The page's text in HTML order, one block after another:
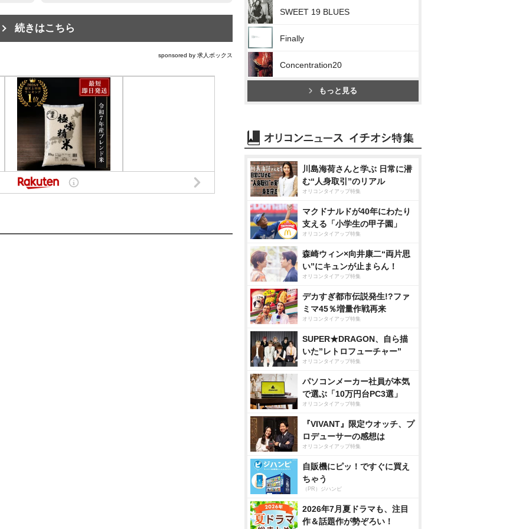
続きはこちら
sponsored by 求人ボックス
SWEET 19 BLUES
Finally
Concentration20
もっと見る
川島海荷さんと学ぶ 日常に潜
む“人身取引”のリアル
オリコンタイアップ特集
マクドナルドが40年にわたり
支える「小学生の甲子園」
オリコンタイアップ特集
森崎ウィン×向井康二“両片思
い”にキュンが止まらん！
オリコンタイアップ特集
デカすぎ都市伝説発生!?ファ
ミマ45％増量作戦再来
オリコンタイアップ特集
SUPER★DRAGON、自ら描
いた”レトロフューチャー”
オリコンタイアップ特集
パソコンメーカー社員が本気
で選ぶ「10万円台PC3選」
オリコンタイアップ特集
『VIVANT』限定ウオッチ、プ
ロデューサーの感想は
オリコンタイアップ特集
自販機にピッ！ですぐに買え
ちゃう
（PR）ジハンピ
2026年7月夏ドラマも、注目
作＆話題作が勢ぞろい！